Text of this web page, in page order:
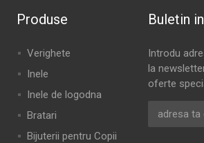
Produse
Verighete
Inele
Inele de logodna
Bratari
Bijuterii pentru Copii
Buletin
Introdu
la
oferte